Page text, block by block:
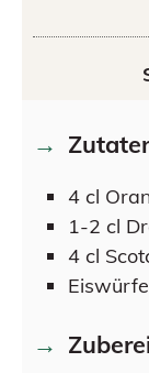
4 cl
1-2 cl
4 cl